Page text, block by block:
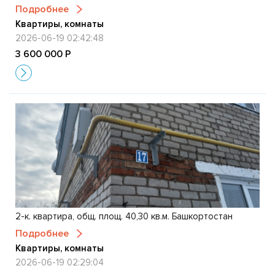
Подробнее
Квартиры, комнаты
2026-06-19 02:42:48
3 600 000 Р
2-к. квартира, общ. площ. 40,30 кв.м. Башкортостан
Подробнее
Квартиры, комнаты
2026-06-19 02:29:04